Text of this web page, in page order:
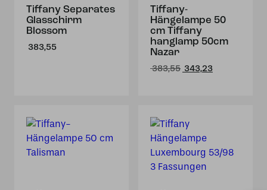
Tiffany Separates
Glasschirm
Blossom
383,55
Tiffany-
Hängelampe 50
cm Tiffany
hanglamp 50cm
Nazar
383,55 Ursprünglicher
343,23Aktueller